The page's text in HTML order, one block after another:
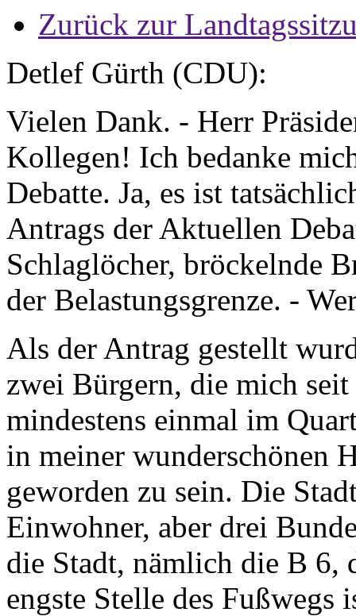
Zurück zur
Detlef Gürth (CDU):
Vielen Dank. - Herr
Kollegen! Ich bedanke
Debatte. Ja, es ist
Antrags der Aktuellen
Schlaglöcher, bröckelnde
der Belastungsgrenze. -
Als der Antrag gestellt
zwei Bürgern, die mich
mindestens einmal im
in meiner wunderschönen
geworden zu sein. Die
Einwohner, aber drei
die Stadt, nämlich die B 6,
engste Stelle des